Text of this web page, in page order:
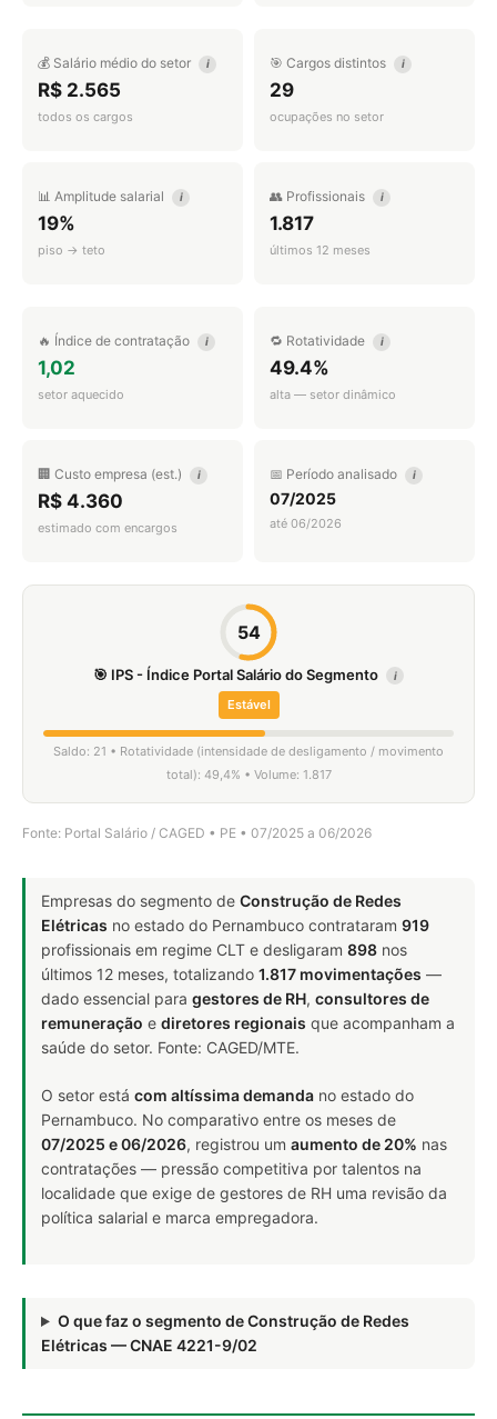
💰 Salário médio do setor i
R$ 2.565
todos os cargos
🎯 Cargos distintos i
29
ocupações no setor
📊 Amplitude salarial i
19%
piso → teto
👥 Profissionais i
1.817
últimos 12 meses
🔥 Índice de contratação i
1,02
setor aquecido
🔁 Rotatividade i
49.4%
alta — setor dinâmico
🏢 Custo empresa (est.) i
R$ 4.360
estimado com encargos
📅 Período analisado i
07/2025
até 06/2026
54
🎯 IPS - Índice Portal Salário do Segmento i
Estável
Saldo: 21 • Rotatividade (intensidade de desligamento / movimento
total): 49,4% • Volume: 1.817
Fonte: Portal Salário / CAGED • PE • 07/2025 a 06/2026
Empresas do segmento de Construção de Redes
Elétricas no estado do Pernambuco contrataram 919
profissionais em regime CLT e desligaram 898 nos
últimos 12 meses, totalizando 1.817 movimentações —
dado essencial para gestores de RH, consultores de
remuneração e diretores regionais que acompanham a
saúde do setor. Fonte: CAGED/MTE.
O setor está com altíssima demanda no estado do
Pernambuco. No comparativo entre os meses de
07/2025 e 06/2026, registrou um aumento de 20% nas
contratações — pressão competitiva por talentos na
localidade que exige de gestores de RH uma revisão da
política salarial e marca empregadora.
O que faz o segmento de Construção de Redes
Elétricas — CNAE 4221-9/02